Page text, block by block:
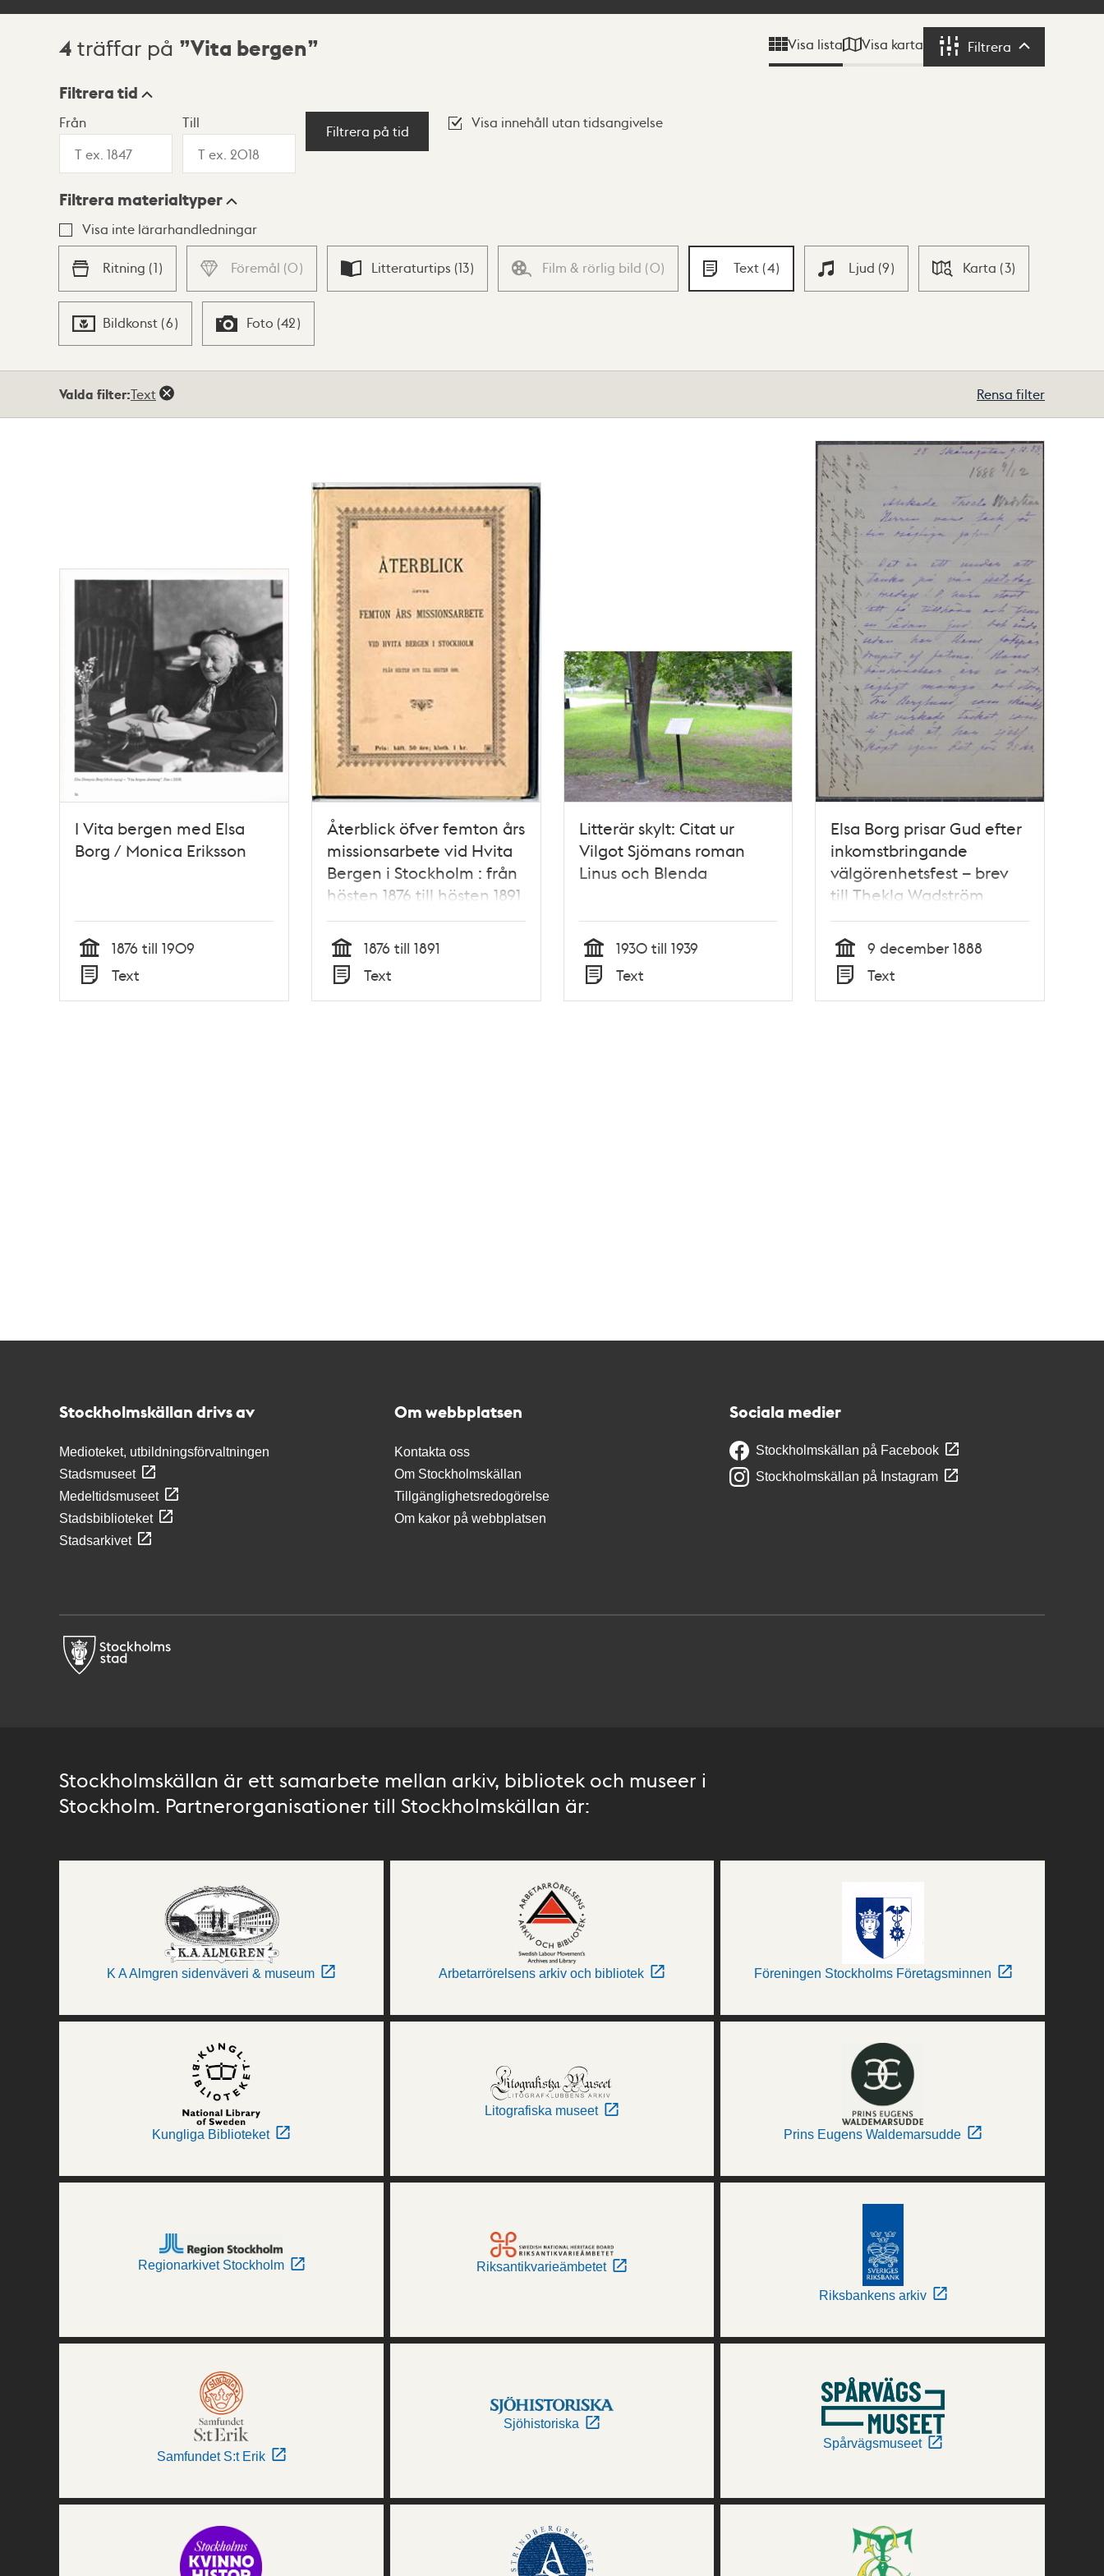
Sökresultat
4 träffar på Vita bergen Visa lista Visa karta Filtrera Filtrera
Visningsläge
Lista Karta
Filtrera tid
Från Till
Filtrera på tid
Visa innehåll utan tidsangivelse
Filtrera materialtyper
Visa inte lärarhandledningar
Ritning (1) Föremål (0) Litteraturtips (13) Film & rörlig bild (0) Text (4) Ljud (9) Karta (3)
Bildkonst (6) Foto (42)
Valda filter:Text Rensa filter
I Vita bergen med Elsa
Borg / Monica Eriksson
Tid
1876 till 1909
Typ
Text
Återblick öfver femton års
missionsarbete vid Hvita
Bergen i Stockholm : från
hösten 1876 till hösten 1891
/ [Elsa Borg]
Tid
1876 till 1891
Typ
Text
Litterär skylt: Citat ur
Vilgot Sjömans roman
Linus och Blenda
Tid
1930 till 1939
Typ
Text
Elsa Borg prisar Gud efter
inkomstbringande
välgörenhetsfest – brev
till Thekla Wadström
Tid
9 december 1888
Typ
Text
Stockholmskällan drivs av
Medioteket, utbildningsförvaltningen
Stadsmuseet
Medeltidsmuseet
Stadsbiblioteket
Stadsarkivet
Om webbplatsen
Kontakta oss
Om Stockholmskällan
Tillgänglighetsredogörelse
Om kakor på webbplatsen
Sociala medier
Stockholmskällan på Facebook
Stockholmskällan på Instagram
Stockholmskällan är ett samarbete mellan arkiv, bibliotek och museer i
Stockholm. Partnerorganisationer till Stockholmskällan är:
K A Almgren sidenväveri & museum Arbetarrörelsens arkiv och bibliotek Föreningen Stockholms Företagsminnen
Kungliga Biblioteket
Litografiska museet
Prins Eugens Waldemarsudde
Regionarkivet Stockholm Riksantikvarieämbetet
Riksbankens arkiv
Samfundet S:t Erik
Sjöhistoriska
Spårvägsmuseet